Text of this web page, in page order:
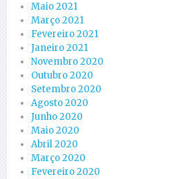
Maio 2021
Março 2021
Fevereiro 2021
Janeiro 2021
Novembro 2020
Outubro 2020
Setembro 2020
Agosto 2020
Junho 2020
Maio 2020
Abril 2020
Março 2020
Fevereiro 2020